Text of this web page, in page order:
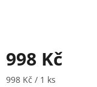
998 Kč
Měrná cena:
998 Kč / 1 ks